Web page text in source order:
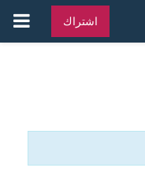
اشتراك